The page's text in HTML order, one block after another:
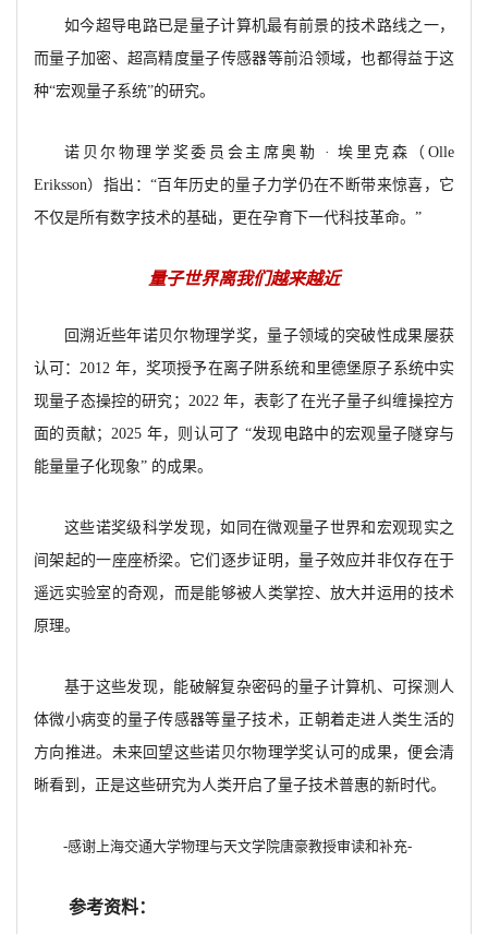
如今超导电路已是量子计算机最有前景的技术路线之一，
而量子加密、超高精度量子传感器等前沿领域，也都得益于这
种“宏观量子系统”的研究。
诺贝尔物理学奖委员会主席奥勒 · 埃里克森（Olle
Eriksson）指出：“百年历史的量子力学仍在不断带来惊喜，它
不仅是所有数字技术的基础，更在孕育下一代科技革命。”
量子世界离我们越来越近
回溯近些年诺贝尔物理学奖，量子领域的突破性成果屡获
认可：2012 年，奖项授予在离子阱系统和里德堡原子系统中实
现量子态操控的研究；2022 年，表彰了在光子量子纠缠操控方
面的贡献；2025 年，则认可了 “发现电路中的宏观量子隧穿与
能量量子化现象” 的成果。
这些诺奖级科学发现，如同在微观量子世界和宏观现实之
间架起的一座座桥梁。它们逐步证明，量子效应并非仅存在于
遥远实验室的奇观，而是能够被人类掌控、放大并运用的技术
原理。
基于这些发现，能破解复杂密码的量子计算机、可探测人
体微小病变的量子传感器等量子技术，正朝着走进人类生活的
方向推进。未来回望这些诺贝尔物理学奖认可的成果，便会清
晰看到，正是这些研究为人类开启了量子技术普惠的新时代。
-感谢上海交通大学物理与天文学院唐豪教授审读和补充-
参考资料：